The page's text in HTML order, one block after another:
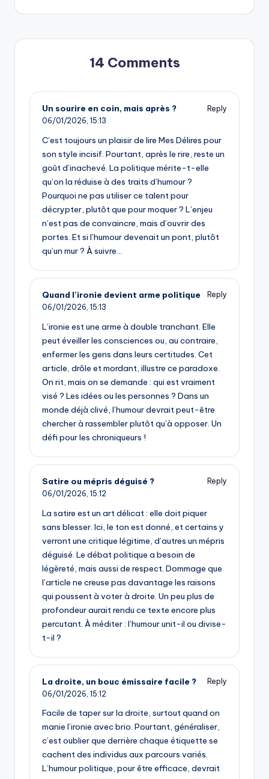
14 Comments
Un sourire en coin, mais après ?
Reply
06/01/2026, 15:13
C’est toujours un plaisir de lire Mes Délires pour
son style incisif. Pourtant, après le rire, reste un
goût d’inachevé. La politique mérite-t-elle
qu’on la réduise à des traits d’humour ?
Pourquoi ne pas utiliser ce talent pour
décrypter, plutôt que pour moquer ? L’enjeu
n’est pas de convaincre, mais d’ouvrir des
portes. Et si l’humour devenait un pont, plutôt
qu’un mur ? À suivre…
Quand l’ironie devient arme politique
Reply
06/01/2026, 15:13
L’ironie est une arme à double tranchant. Elle
peut éveiller les consciences ou, au contraire,
enfermer les gens dans leurs certitudes. Cet
article, drôle et mordant, illustre ce paradoxe.
On rit, mais on se demande : qui est vraiment
visé ? Les idées ou les personnes ? Dans un
monde déjà clivé, l’humour devrait peut-être
chercher à rassembler plutôt qu’à opposer. Un
défi pour les chroniqueurs !
Satire ou mépris déguisé ?
Reply
06/01/2026, 15:12
La satire est un art délicat : elle doit piquer
sans blesser. Ici, le ton est donné, et certains y
verront une critique légitime, d’autres un mépris
déguisé. Le débat politique a besoin de
légèreté, mais aussi de respect. Dommage que
l’article ne creuse pas davantage les raisons
qui poussent à voter à droite. Un peu plus de
profondeur aurait rendu ce texte encore plus
percutant. À méditer : l’humour unit-il ou divise-
t-il ?
La droite, un bouc émissaire facile ?
Reply
06/01/2026, 15:12
Facile de taper sur la droite, surtout quand on
manie l’ironie avec brio. Pourtant, généraliser,
c’est oublier que derrière chaque étiquette se
cachent des individus aux parcours variés.
L’humour politique, pour être efficace, devrait